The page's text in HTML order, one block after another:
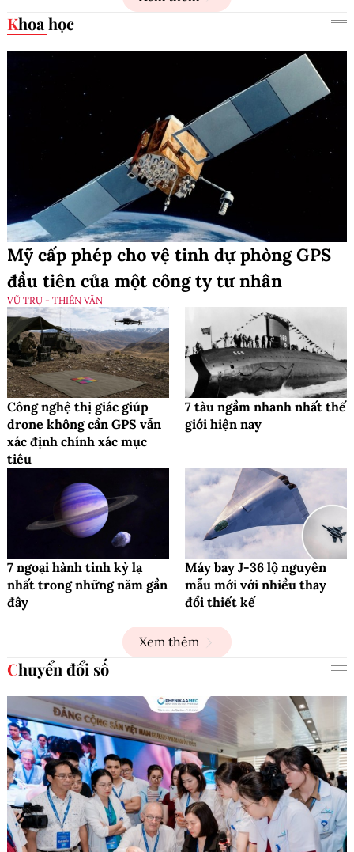
Khoa học
Mỹ cấp phép cho vệ tinh dự phòng GPS
đầu tiên của một công ty tư nhân
VŨ TRỤ - THIÊN VĂN
Công nghệ thị giác giúp
drone không cần GPS vẫn
xác định chính xác mục
tiêu
7 tàu ngầm nhanh nhất thế
giới hiện nay
7 ngoại hành tinh kỳ lạ
nhất trong những năm gần
đây
Máy bay J-36 lộ nguyên
mẫu mới với nhiều thay
đổi thiết kế
Xem thêm
Chuyển đổi số